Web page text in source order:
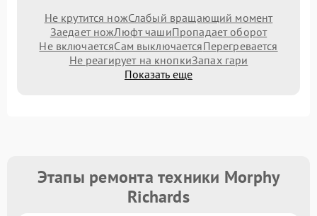
Не крутится ножСлабый вращающий момент
Заедает ножЛюфт чашиПропадает оборот
Не включаетсяСам выключаетсяПерегревается
Не реагирует на кнопкиЗапах гари
Показать еще
Этапы ремонта техники Morphy
Richards